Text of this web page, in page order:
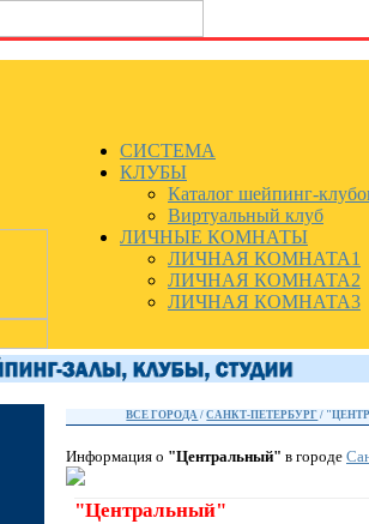
СИСТЕМА
КЛУБЫ
Каталог шейпинг-
Виртуальный клуб
ЛИЧНЫЕ КОМНАТЫ
ЛИЧНАЯ КОМНАТА1
ЛИЧНАЯ КОМНАТА2
ЛИЧНАЯ КОМНАТА3
ВСЕ ГОРОДА /САНКТ-ПЕТЕРБУРГ /
Информация о "Центральный" в городе
"Центральный"